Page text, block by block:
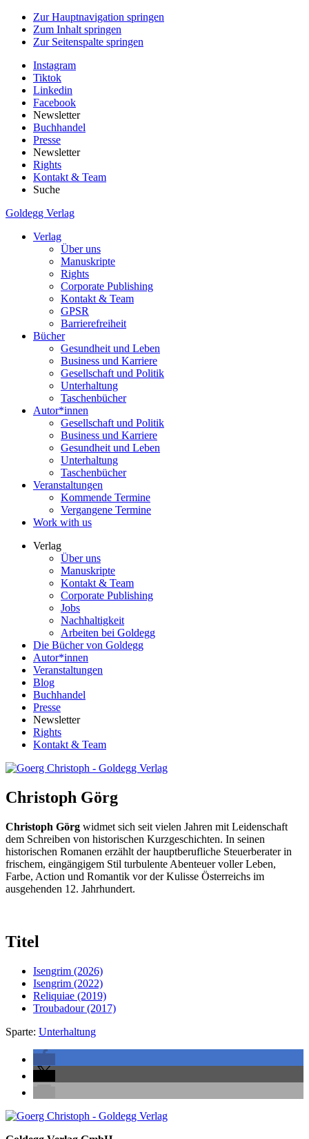
Zur Hauptnavigation springen
Zum Inhalt springen
Zur Seitenspalte springen
Instagram
Tiktok
Linkedin
Facebook
Newsletter
Buchhandel
Presse
Newsletter
Rights
Kontakt & Team
Suche
Goldegg Verlag
Verlag
Über uns
Manuskripte
Rights
Corporate Publishing
Kontakt & Team
GPSR
Barrierefreiheit
Bücher
Gesundheit und Leben
Business und Karriere
Gesellschaft und Politik
Unterhaltung
Taschenbücher
Autor*innen
Gesellschaft und Politik
Business und Karriere
Gesundheit und Leben
Unterhaltung
Taschenbücher
Veranstaltungen
Kommende Termine
Vergangene Termine
Work with us
Verlag
Über uns
Manuskripte
Kontakt & Team
Corporate Publishing
Jobs
Nachhaltigkeit
Arbeiten bei Goldegg
Die Bücher von Goldegg
Autor*innen
Veranstaltungen
Blog
Buchhandel
Presse
Newsletter
Rights
Kontakt & Team
Christoph Görg
Christoph Görg widmet sich seit vielen Jahren mit Leidenschaft
dem Schreiben von historischen Kurzgeschichten. In seinen
historischen Romanen erzählt der hauptberufliche Steuerberater in
frischem, eingängigem Stil turbulente Abenteuer voller Leben,
Farbe, Action und Romantik vor der Kulisse Österreichs im
ausgehenden 12. Jahrhundert.
Titel
Isengrim (2026)
Isengrim (2022)
Reliquiae (2019)
Troubadour(2017)
Sparte: Unterhaltung
Seitenleiste